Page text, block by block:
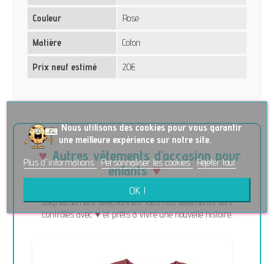
Couleur Rose
Matière Coton
Prix neuf estimé 20€
Autres vêtements d’occasion pour
enfants
Découvrez d’autres articles de seconde main pour enfants
soigneusement sélectionnés. Tous nos vêtements sont
contrôlés avec ♥ et prêts à vivre une nouvelle histoire.
Nous utilisons des cookies pour vous garantir
une meilleure expérience sur notre site.
Plus d'informations Personnaliser les cookies Rejeter tout
OK !